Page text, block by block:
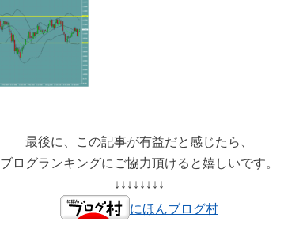
最後に、この記事が有益だと感じたら、
ブログランキングにご協力頂けると嬉しいです。
↓↓↓↓↓↓↓↓
にほんブログ村